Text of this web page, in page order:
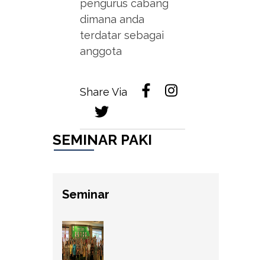
pengurus cabang
dimana anda
terdatar sebagai
anggota
Share Via
SEMINAR PAKI
Seminar